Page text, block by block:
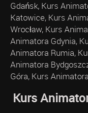
Gdańsk, Kurs
Katowice, Kurs
Wrocław, Kurs
Animatora Gdynia,
Animatora Rumia,
Animatora
Góra, Kurs
Kurs